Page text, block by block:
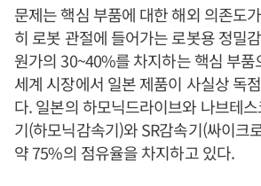
문제는 핵심 부품에 대한 해외 의존도
히 로봇 관절에 들어가는 로봇용 정밀
원가의 30~40%를 차지하는 핵심 부품
세계 시장에서 일본 제품이 사실상 독
다. 일본의 하모닉드라이브와 나브테
기(하모닉감속기)와 SR감속기(싸이크
약 75%의 점유율을 차지하고 있다.